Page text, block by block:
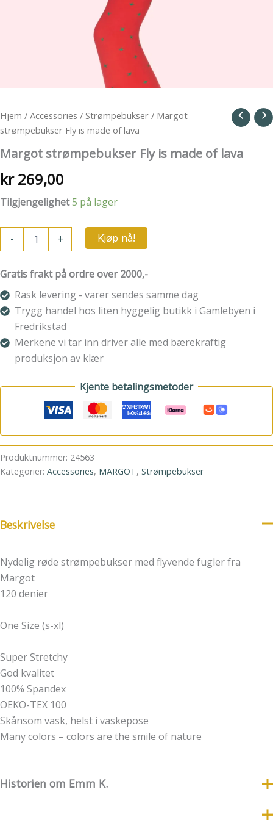
Hjem / Accessories / Strømpebukser / Margot
strømpebukser Fly is made of lava
Margot strømpebukser Fly is made of lava
kr269,00
Tilgjengelighet5 på lager
-
strømpebukser
is
made
of
lava
antall
+ Kjøp nå!
Gratis frakt på ordre over 2000,-
Rask levering - varer sendes samme dag
Trygg handel hos liten hyggelig butikk i Gamlebyen i
Fredrikstad
Merkene vi tar inn driver alle med bærekraftig
produksjon av klær
Kjente betalingsmetoder
Produktnummer: 24563
Kategorier: Accessories, MARGOT, Strømpebukser
Beskrivelse
Nydelig røde strømpebukser med flyvende fugler fra
Margot
120 denier
One Size (s-xl)
Super Stretchy
God kvalitet
100% Spandex
OEKO-TEX 100
Skånsom vask, helst i vaskepose
Many colors – colors are the smile of nature
Historien om Emm K.